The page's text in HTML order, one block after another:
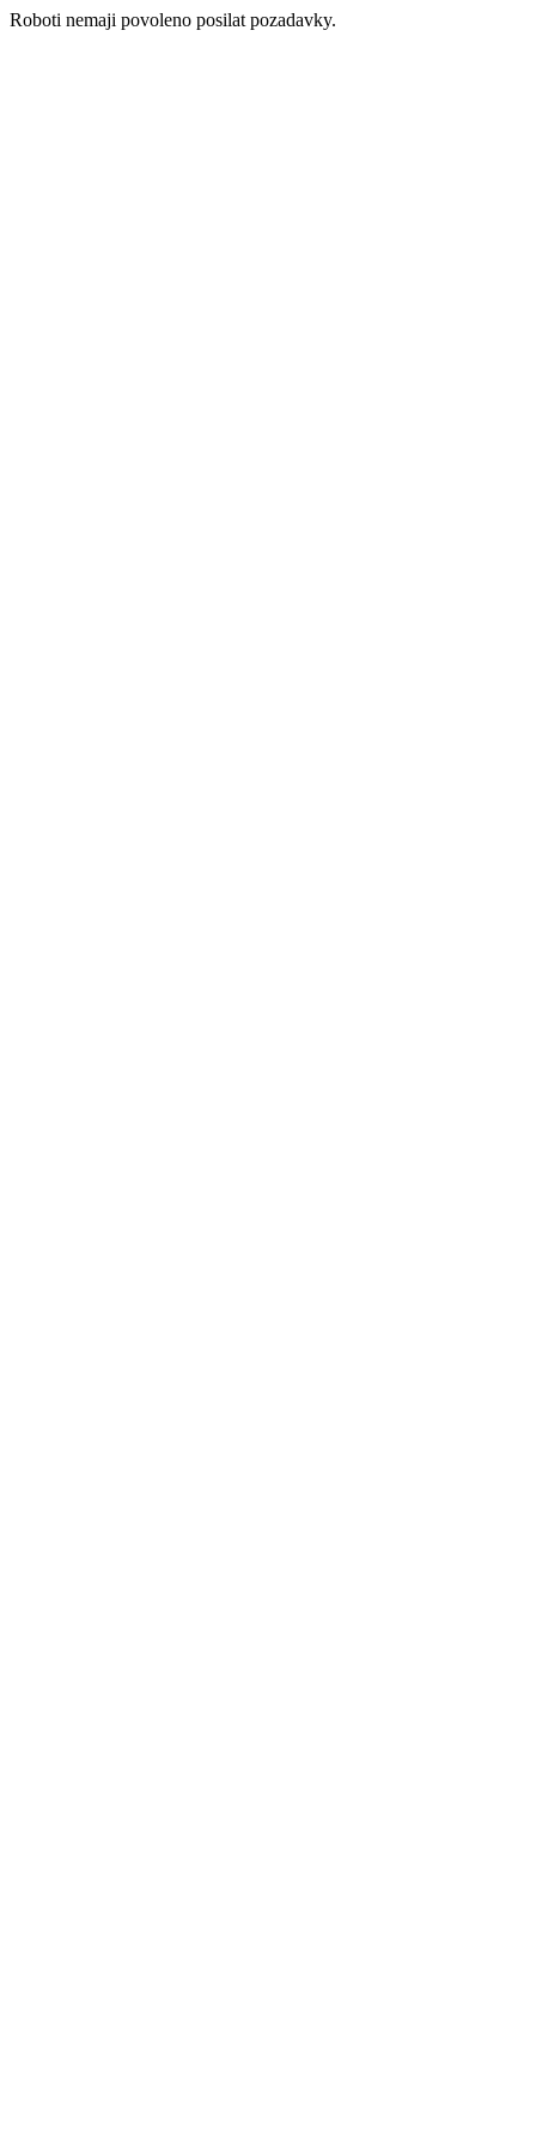
Roboti nemaji povoleno posilat pozadavky.